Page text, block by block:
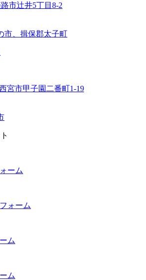
市辻井5丁目8-2
市、揖保郡太子町
宮市甲子園二番町1-19
ーム
ォーム
ム
ム